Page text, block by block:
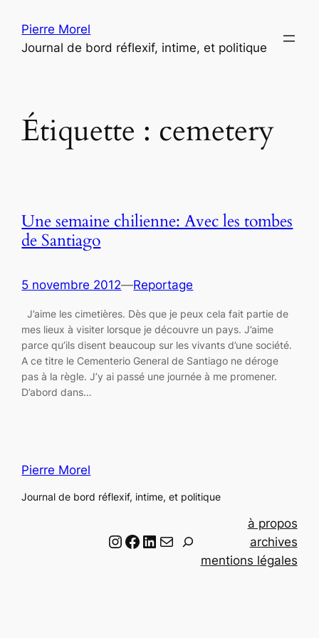
contenu
Pierre Morel
Journal de bord réflexif, intime, et politique
Étiquette : cemetery
Une semaine chilienne: Avec les tombes
de Santiago
5 novembre 2012—Reportage
J’aime les cimetières. Dès que je peux cela fait partie de
mes lieux à visiter lorsque je découvre un pays. J’aime
parce qu’ils disent beaucoup sur les vivants d’une société.
A ce titre le Cementerio General de Santiago ne déroge
pas à la règle. J’y ai passé une journée à me promener.
D’abord dans…
Pierre Morel
Journal de bord réflexif, intime, et politique
Instagram Facebook LinkedIn Email
à propos
archives
mentions légales